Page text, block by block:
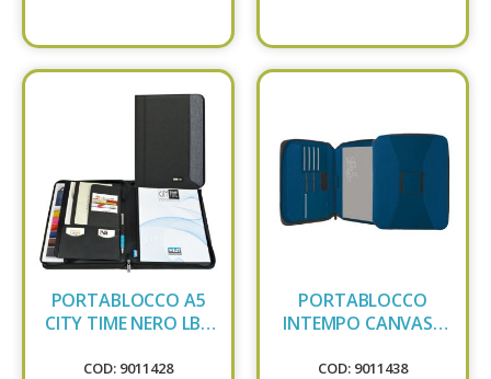
PORTABLOCCO A5
CITY TIME NERO LBZ
COD: 9011428
PORTABLOCCO
INTEMPO CANVASS
COD: 9011438